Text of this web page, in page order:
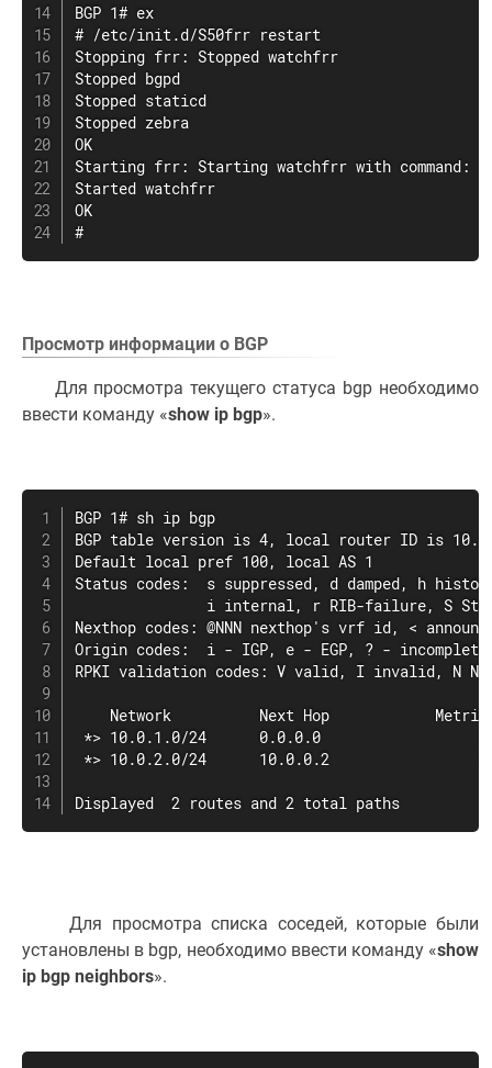
BGP 1# ex
# /etc/init.d/S50frr restart
Stopping frr: Stopped watchfrr
Stopped bgpd
Stopped staticd
Stopped zebra
OK
Starting frr: Starting watchfrr with
Started watchfrr
OK
#
Просмотр информации о BGP
Для просмотра текущего статуса bgp необходимо
ввести команду «show ip bgp».
BGP 1# sh ip bgp
BGP table version is 4, local router ID is
Default local pref 100, local AS 1
Status codes:  s suppressed, d damped, h
i internal, r RIB-failure, S
Nexthop codes: @NNN nexthop's vrf id, <
Origin codes:  i - IGP, e - EGP, ? - incomplete
RPKI validation codes: V valid, I invalid, N
Network          Next Hop
*> 10.0.1.0/24      0.0.0.0
*> 10.0.2.0/24      10.0.0.2
Displayed  2 routes and 2 total paths
Для просмотра списка соседей, которые были
установлены в bgp, необходимо ввести команду «show
ip bgp neighbors».